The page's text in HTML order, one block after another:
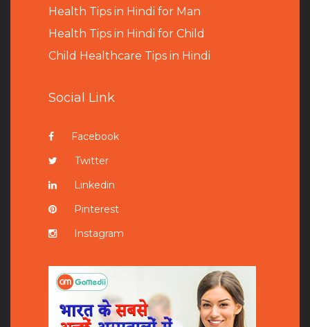
Health Tips in Hindi for Man
Health Tips in Hindi for Child
Child Healthcare Tips in Hindi
Social Link
Facebook
Twitter
Linkedin
Pinterest
Instagram